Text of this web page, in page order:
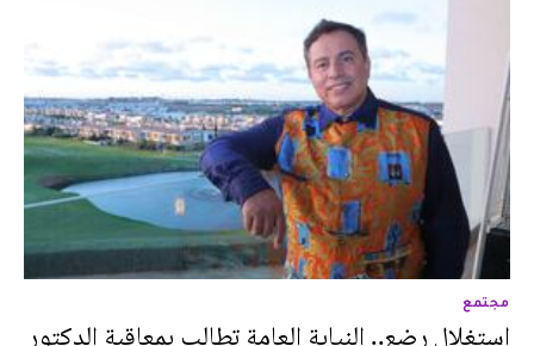
مجتمع
استغلال رضع.. النيابة العامة تطالب بمعاقبة الدكتور